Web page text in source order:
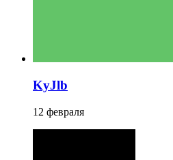
KyJlb
12 февраля